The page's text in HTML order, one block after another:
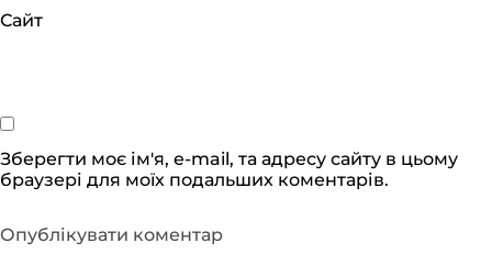
Сайт
Зберегти моє ім'я, e-mail, та адресу сайту в цьому
браузері для моїх подальших коментарів.